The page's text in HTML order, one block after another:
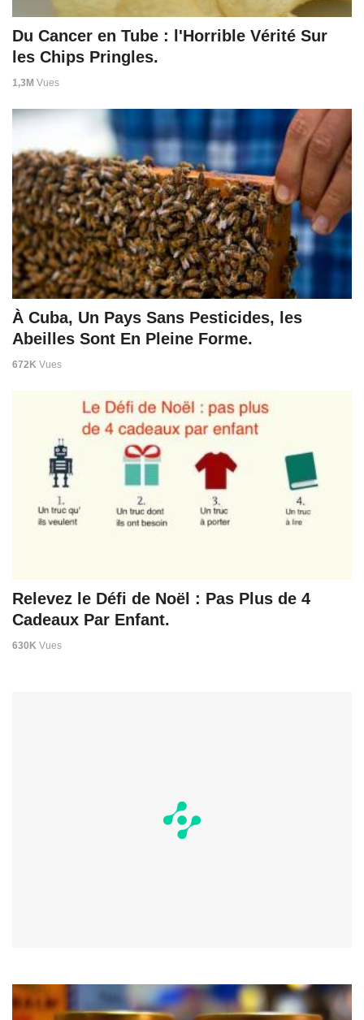
Du Cancer en Tube : l'Horrible Vérité Sur
les Chips Pringles.
1,3M Vues
À Cuba, Un Pays Sans Pesticides, les
Abeilles Sont En Pleine Forme.
672K Vues
Relevez le Défi de Noël : Pas Plus de 4
Cadeaux Par Enfant.
630K Vues